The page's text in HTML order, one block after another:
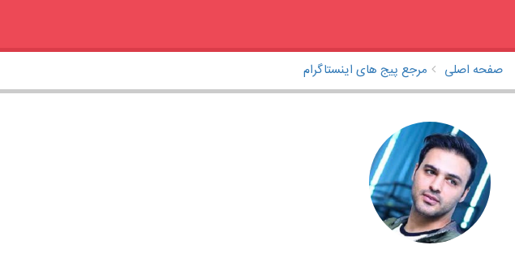
صفحه اصلی مرجع پیج های اینستاگرام